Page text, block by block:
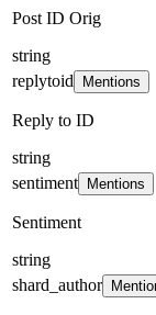
Post ID Orig
string
replytoid
Mentions
Reply to ID
string
sentiment
Mentions
Sentiment
string
shard_author